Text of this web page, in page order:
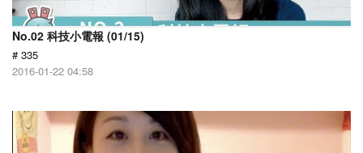
No.02 科技小電報 (01/15)
# 335
2016-01-22 04:58